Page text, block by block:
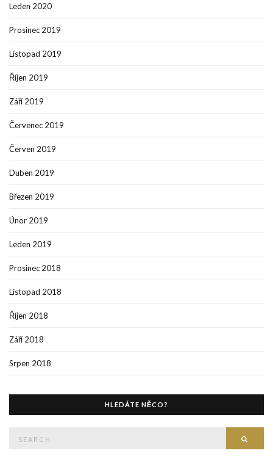
Leden 2020
Prosinec 2019
Listopad 2019
Říjen 2019
Září 2019
Červenec 2019
Červen 2019
Duben 2019
Březen 2019
Únor 2019
Leden 2019
Prosinec 2018
Listopad 2018
Říjen 2018
Září 2018
Srpen 2018
HLEDÁTE NĚCO?